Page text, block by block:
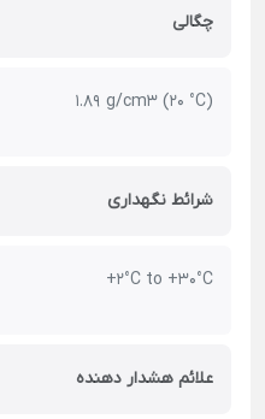
چگالی
1.89 g/cm3 (20 °C)
شرائط نگهداری
+2°C to +30°C
علائم هشدار دهنده